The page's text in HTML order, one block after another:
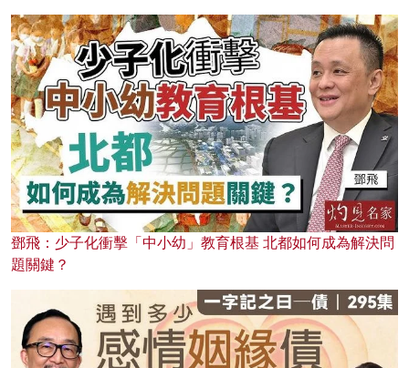
鄧飛：少子化衝擊「中小幼」教育根基 北都如何成為解決問
題關鍵？